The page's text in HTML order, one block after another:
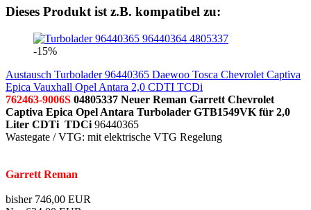
Dieses Produkt ist z.B. kompatibel zu:
-15%
Austausch Turbolader 96440365 Daewoo Tosca Chevrolet Captiva
Epica Vauxhall Opel Antara 2,0 CDTI TCDi
762463-9006S 04805337 Neuer Reman Garrett Chevrolet
Captiva Epica Opel Antara Turbolader GTB1549VK für 2,0
Liter CDTi TDCi 96440365
Wastegate / VTG: mit elektrische VTG Regelung
Garrett Reman
bisher 746,00 EUR